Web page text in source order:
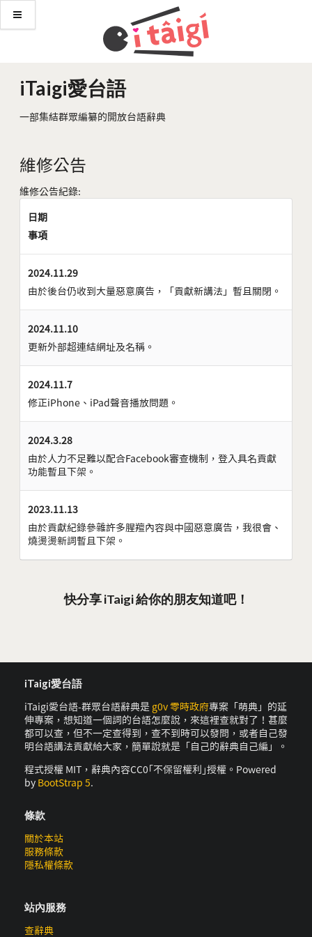
iTaigi愛台語
一部集結群眾編纂的開放台語辭典
維修公告
維修公告紀錄:
日期
事項
2024.11.29
由於後台仍收到大量惡意廣告，「貢獻新講法」暫且關閉。
2024.11.10
更新外部超連結網址及名稱。
2024.11.7
修正iPhone、iPad聲音播放問題。
2024.3.28
由於人力不足難以配合Facebook審查機制，登入具名貢獻
功能暫且下架。
2023.11.13
由於貢獻紀錄參雜許多腥羶內容與中國惡意廣告，我很會、
燒燙燙新詞暫且下架。
快分享 iTaigi 給你的朋友知道吧！
iTaigi愛台語
iTaigi愛台語-群眾台語辭典是 g0v 零時政府專案「萌典」的延
伸專案，想知道一個詞的台語怎麼說，來這裡查就對了！甚麼
都可以查，但不一定查得到，查不到時可以發問，或者自己發
明台語講法貢獻給大家，簡單說就是「自己的辭典自己編」。
程式授權 MIT，辭典內容CC0｢不保留權利｣授權。Powered
by BootStrap 5.
條款
關於本站
服務條款
隱私權條款
站內服務
查辭典